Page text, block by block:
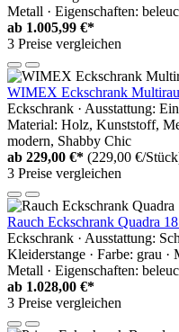
Metall · Eigenschaften:
ab 1.005,99 €*
3 Preise vergleichen
WIMEX Eckschrank
Eckschrank · Ausstattung:
Material: Holz, Kunststoff,
modern, Shabby Chic
ab 229,00 €* (229,00 €/
3 Preise vergleichen
Rauch Eckschrank Quadra
Eckschrank · Ausstattung:
Kleiderstange · Farbe: grau
Metall · Eigenschaften:
ab 1.028,00 €*
3 Preise vergleichen